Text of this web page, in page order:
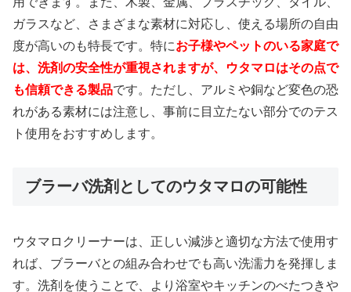
ガラスなど、さまざまな素材に対応し、使える場所の自由
度が高いのも特長です。特にお子様やペットのいる家庭で
は、洗剤の安全性が重視されますが、ウタマロはその点で
も信頼できる製品です。ただし、アルミや銅など変色の恐
れがある素材には注意し、事前に目立たない部分でのテス
ト使用をおすすめします。
ブラーバ洗剤としてのウタマロの可能性
ウタマロクリーナーは、正しい減渉と適切な方法で使用す
れば、ブラーバとの組み合わせでも高い洗濡力を発揮しま
す。洗剤を使うことで、より浴室やキッチンのべたつきや